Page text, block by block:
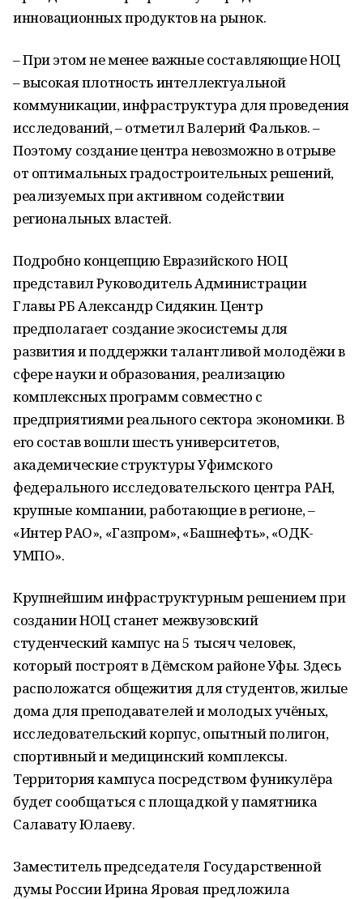
инновационных продуктов на рынок.
– При этом не менее важные составляющие НОЦ
– высокая плотность интеллектуальной
коммуникации, инфраструктура для проведения
исследований, – отметил Валерий Фальков. –
Поэтому создание центра невозможно в отрыве
от оптимальных градостроительных решений,
реализуемых при активном содействии
региональных властей.
Подробно концепцию Евразийского НОЦ
представил Руководитель Администрации
Главы РБ Александр Сидякин. Центр
предполагает создание экосистемы для
развития и поддержки талантливой молодёжи в
сфере науки и образования, реализацию
комплексных программ совместно с
предприятиями реального сектора экономики. В
его состав вошли шесть университетов,
академические структуры Уфимского
федерального исследовательского центра РАН,
крупные компании, работающие в регионе, –
«Интер РАО», «Газпром», «Башнефть», «ОДК-
УМПО».
Крупнейшим инфраструктурным решением при
создании НОЦ станет межвузовский
студенческий кампус на 5 тысяч человек,
который построят в Дёмском районе Уфы. Здесь
расположатся общежития для студентов, жилые
дома для преподавателей и молодых учёных,
исследовательский корпус, опытный полигон,
спортивный и медицинский комплексы.
Территория кампуса посредством фуникулёра
будет сообщаться с площадкой у памятника
Салавату Юлаеву.
Заместитель председателя Государственной
думы России Ирина Яровая предложила